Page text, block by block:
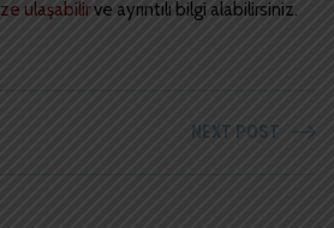
ulaşabilirve ayrıntılı bilgi alabilirsiniz.
NEXT POST